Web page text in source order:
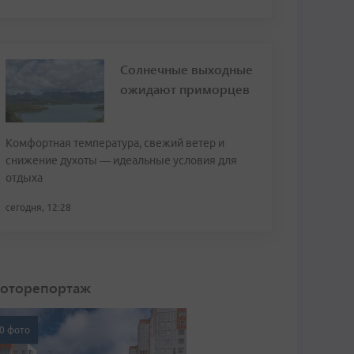
Солнечные выходные
ожидают приморцев
Комфортная температура, свежий ветер и
снижение духоты — идеальные условия для
отдыха
сегодня, 12:28
фото